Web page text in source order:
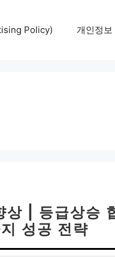
Policy) 개인정
상 | 등급상승
성공 전략